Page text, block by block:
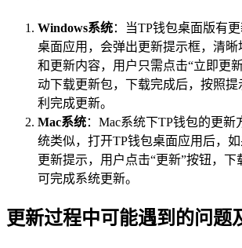
Windows系统：当TP钱包桌面版有
桌面应用，会弹出更新提示框，清晰
和更新内容，用户只需点击“立即更
动下载更新包，下载完成后，按照提
利完成更新。
Mac系统：Mac系统下TP钱包的更新
统类似，打开TP钱包桌面应用后，
更新提示，用户点击“更新”按钮，下
可完成系统更新。
更新过程中可能遇到的问题